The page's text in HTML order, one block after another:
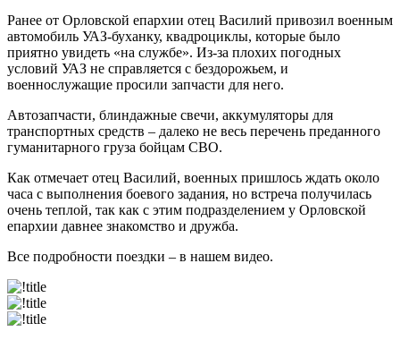
Ранее от Орловской епархии отец Василий привозил военным
автомобиль УАЗ-буханку, квадроциклы, которые было
приятно увидеть «на службе». Из-за плохих погодных
условий УАЗ не справляется с бездорожьем, и
военнослужащие просили запчасти для него.
Автозапчасти, блиндажные свечи, аккумуляторы для
транспортных средств – далеко не весь перечень преданного
гуманитарного груза бойцам СВО.
Как отмечает отец Василий, военных пришлось ждать около
часа с выполнения боевого задания, но встреча получилась
очень теплой, так как с этим подразделением у Орловской
епархии давнее знакомство и дружба.
Все подробности поездки – в нашем видео.